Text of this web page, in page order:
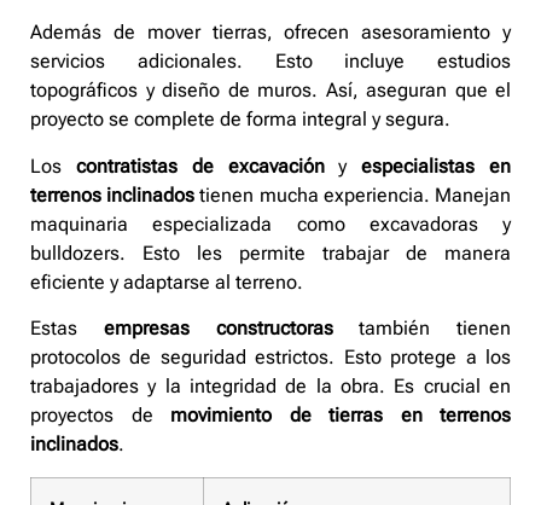
Además de mover tierras, ofrecen asesoramiento y
servicios adicionales. Esto incluye estudios
topográficos y diseño de muros. Así, aseguran que el
proyecto se complete de forma integral y segura.
Los contratistas de excavaciónyespecialistas en
terrenos inclinados tienen mucha experiencia. Manejan
maquinaria especializada como excavadoras y
bulldozers. Esto les permite trabajar de manera
eficiente y adaptarse al terreno.
Estas empresas constructorastambién tienen
protocolos de seguridad estrictos. Esto protege a los
trabajadores y la integridad de la obra. Es crucial en
proyectos de movimiento de tierras en terrenos
inclinados.